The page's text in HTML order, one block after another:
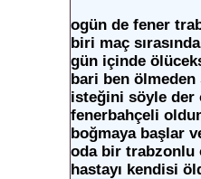
ogün de fener
biri maç
gün içinde
bari ben
isteğini söyle der
fenerbahçeli
boğmaya başlar
oda bir trabzonlu
hastayı kendisi